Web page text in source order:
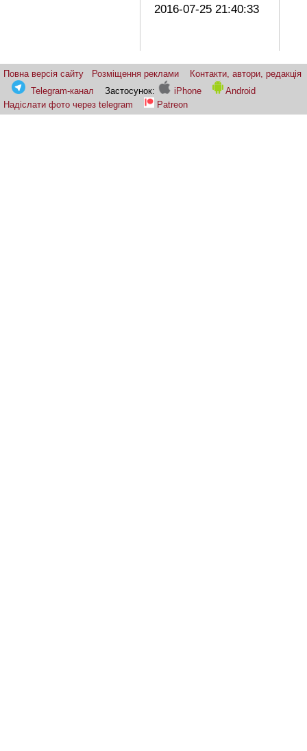
2016-07-25 21:40:33
Повна версія сайту Розміщення реклами
Контакти, автори, редакція
Telegram-канал
Застосунок: iPhone
Android
Надіслати фото через telegram
Patreon